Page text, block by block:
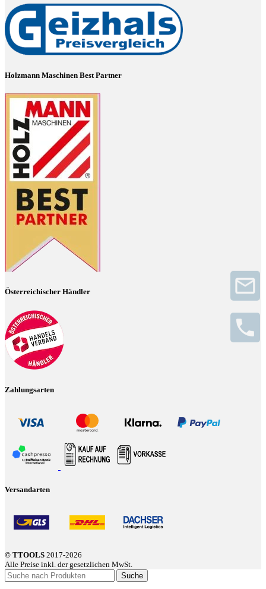
Holzmann Maschinen Best Partner
Österreichischer Händler
Zahlungsarten
Versandarten
© TTOOLS 2017-2026
Alle Preise inkl. der gesetzlichen MwSt.
Suche